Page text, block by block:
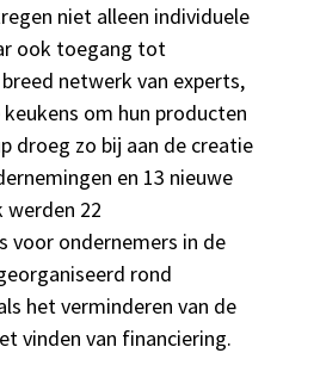
niet alleen individuele
ook toegang tot
netwerk van experts,
om hun producten
droeg zo bij aan de creatie
en 13 nieuwe
werden 22
voor ondernemers in de
rond
het verminderen van de
vinden van financiering.